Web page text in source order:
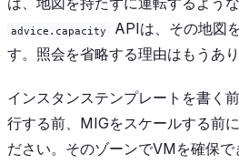
advice.capacity
APIは、その地図
す。照会を省略する理由はもうあり
インスタンステンプレートを書く前
行する前、MIGをスケールする前
ださい。そのゾーンでVMを確保で